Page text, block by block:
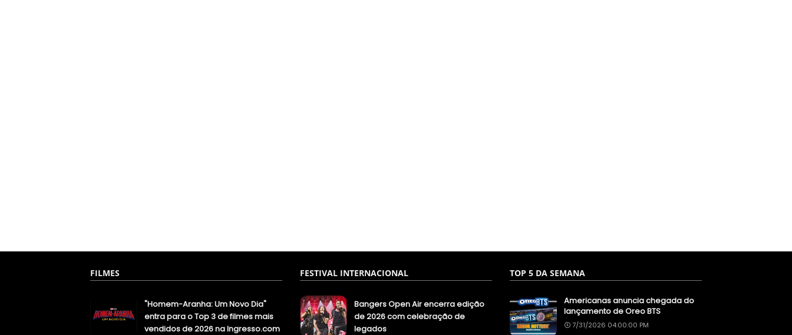
FILMES
"Homem-Aranha: Um Novo Dia"
entra para o Top 3 de filmes mais
vendidos de 2026 na Ingresso.com
FESTIVAL INTERNACIONAL
Bangers Open Air encerra edição
de 2026 com celebração de
legados
TOP 5 DA SEMANA
Americanas anuncia chegada do
lançamento de Oreo BTS
7/31/2026 04:00:00 PM